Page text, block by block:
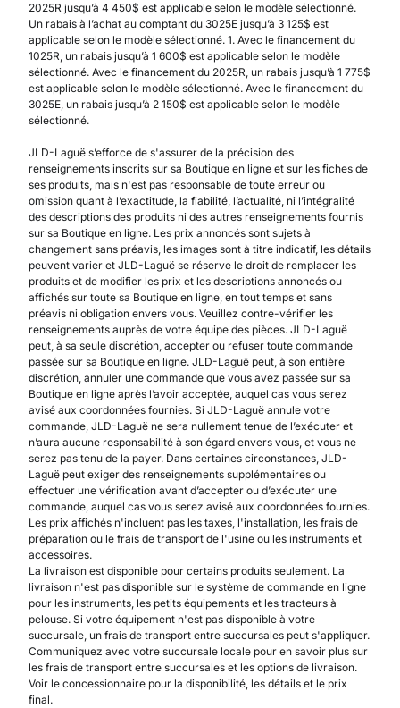
2025R jusqu’à 4 450$ est applicable selon le modèle sélectionné.
Un rabais à l’achat au comptant du 3025E jusqu’à 3 125$ est
applicable selon le modèle sélectionné. 1. Avec le financement du
1025R, un rabais jusqu’à 1 600$ est applicable selon le modèle
sélectionné. Avec le financement du 2025R, un rabais jusqu’à 1 775$
est applicable selon le modèle sélectionné. Avec le financement du
3025E, un rabais jusqu’à 2 150$ est applicable selon le modèle
sélectionné.
JLD-Laguë s’efforce de s'assurer de la précision des
renseignements inscrits sur sa Boutique en ligne et sur les fiches de
ses produits, mais n'est pas responsable de toute erreur ou
omission quant à l’exactitude, la fiabilité, l’actualité, ni l’intégralité
des descriptions des produits ni des autres renseignements fournis
sur sa Boutique en ligne. Les prix annoncés sont sujets à
changement sans préavis, les images sont à titre indicatif, les détails
peuvent varier et JLD-Laguë se réserve le droit de remplacer les
produits et de modifier les prix et les descriptions annoncés ou
affichés sur toute sa Boutique en ligne, en tout temps et sans
préavis ni obligation envers vous. Veuillez contre-vérifier les
renseignements auprès de votre équipe des pièces. JLD-Laguë
peut, à sa seule discrétion, accepter ou refuser toute commande
passée sur sa Boutique en ligne. JLD-Laguë peut, à son entière
discrétion, annuler une commande que vous avez passée sur sa
Boutique en ligne après l’avoir acceptée, auquel cas vous serez
avisé aux coordonnées fournies. Si JLD-Laguë annule votre
commande, JLD-Laguë ne sera nullement tenue de l’exécuter et
n’aura aucune responsabilité à son égard envers vous, et vous ne
serez pas tenu de la payer. Dans certaines circonstances, JLD-
Laguë peut exiger des renseignements supplémentaires ou
effectuer une vérification avant d’accepter ou d’exécuter une
commande, auquel cas vous serez avisé aux coordonnées fournies.
Les prix affichés n'incluent pas les taxes, l'installation, les frais de
préparation ou le frais de transport de l'usine ou les instruments et
accessoires.
La livraison est disponible pour certains produits seulement. La
livraison n'est pas disponible sur le système de commande en ligne
pour les instruments, les petits équipements et les tracteurs à
pelouse. Si votre équipement n'est pas disponible à votre
succursale, un frais de transport entre succursales peut s'appliquer.
Communiquez avec votre succursale locale pour en savoir plus sur
les frais de transport entre succursales et les options de livraison.
Voir le concessionnaire pour la disponibilité, les détails et le prix
final.